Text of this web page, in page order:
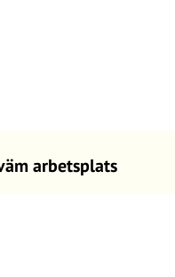
arbetsplats